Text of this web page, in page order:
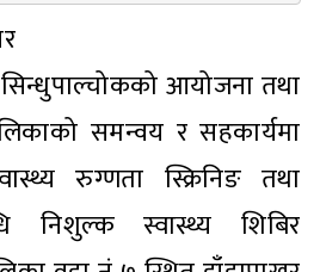
आयोजना तथा
समन्वय र सहकार्यमा
रुग्णता स्क्रिनिङ तथा
निशुल्क स्वास्थ्य शिबिर